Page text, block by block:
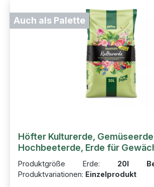
Auch als Palette
Höfter Kulturerde,
Hochbeeterde, Erde für
Beutel
Produktgröße Erde: 20l
Produktvariationen: Einzelprodukt